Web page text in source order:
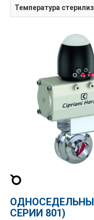
Температура
СЕРИИ 801)